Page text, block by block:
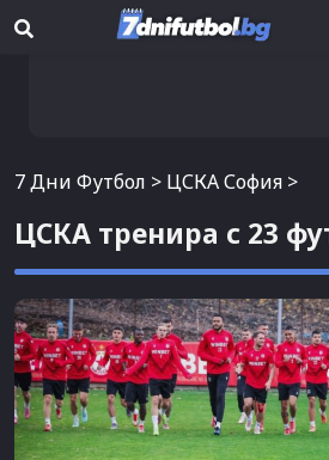
7 Дни Футбол > ЦСКА София >
ЦСКА тренира с 23